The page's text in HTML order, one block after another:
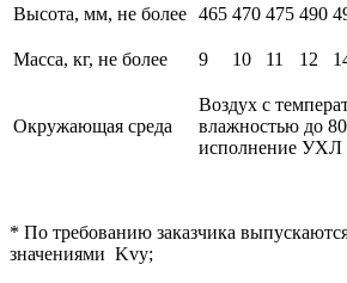
Высота, мм, не более 465 470 475 490
Масса, кг, не более 9 10 11 12
Окружающая среда
Воздух с
влажностью до
исполнение УХЛ
* По требованию заказчика
значениями Kvy;